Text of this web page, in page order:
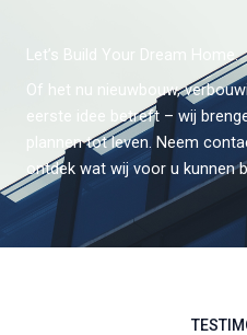
Let’s Build Your Dream Home.
Of het nu nieuwbouw,
eerste idee betreft – wij
plannen tot leven. Neem
ontdek wat wij voor u kunnen